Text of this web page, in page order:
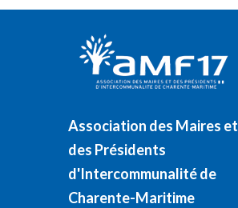
Association des Maires et
des Présidents
d'Intercommunalité de
Charente-Maritime